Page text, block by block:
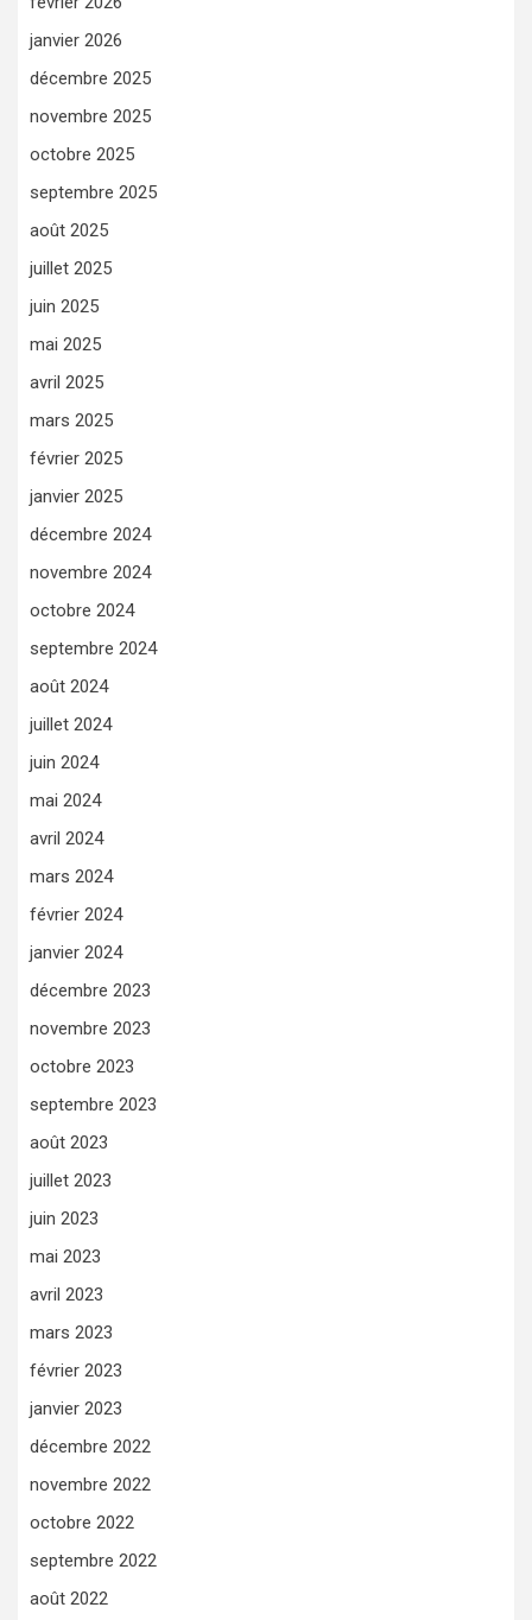
janvier 2026
décembre 2025
novembre 2025
octobre 2025
septembre 2025
août 2025
juillet 2025
juin 2025
mai 2025
avril 2025
mars 2025
février 2025
janvier 2025
décembre 2024
novembre 2024
octobre 2024
septembre 2024
août 2024
juillet 2024
juin 2024
mai 2024
avril 2024
mars 2024
février 2024
janvier 2024
décembre 2023
novembre 2023
octobre 2023
septembre 2023
août 2023
juillet 2023
juin 2023
mai 2023
avril 2023
mars 2023
février 2023
janvier 2023
décembre 2022
novembre 2022
octobre 2022
septembre 2022
août 2022